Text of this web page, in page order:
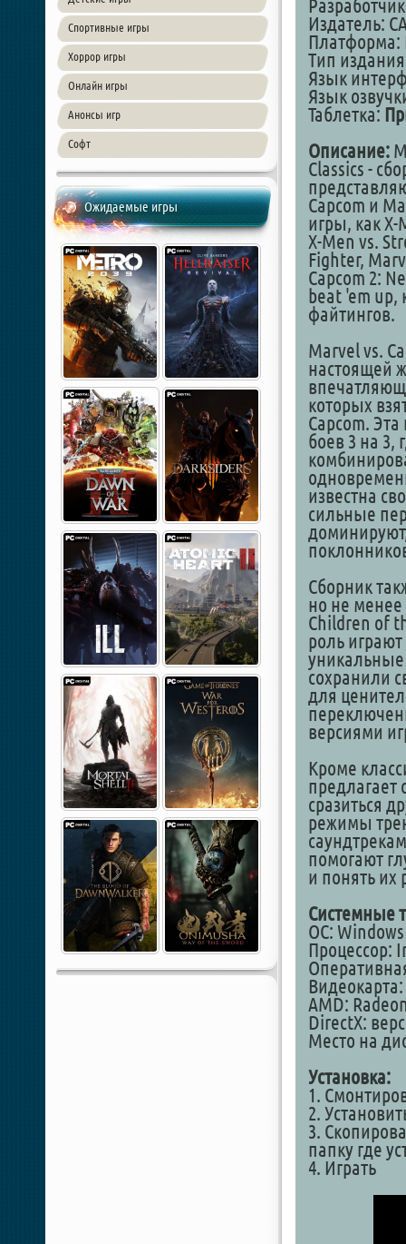
Спортивные игры
Хоррор игры
Онлайн игры
Анонсы игр
Софт
Ожидаемые игры
Издатель:
Платформа:
Тип
Язык
Язык
Таблетка:
Описание:
Classics -
Capcom и
игры, как
X-Men vs.
Fighter,
Capcom 2:
beat 'em up,
файтингов.
Marvel vs.
настоящей
которых
Capcom.
боев 3 на 3,
известна
сильные
Сборник
но не
Children of
роль
уникальные
сохранили
для
версиями
Кроме
сразиться
режимы
помогают
и понять их
Системные
ОС: Windows
Процессор:
AMD:
DirectX:
Место на
Установка:
1.
2.
3.
папку где
4. Играть